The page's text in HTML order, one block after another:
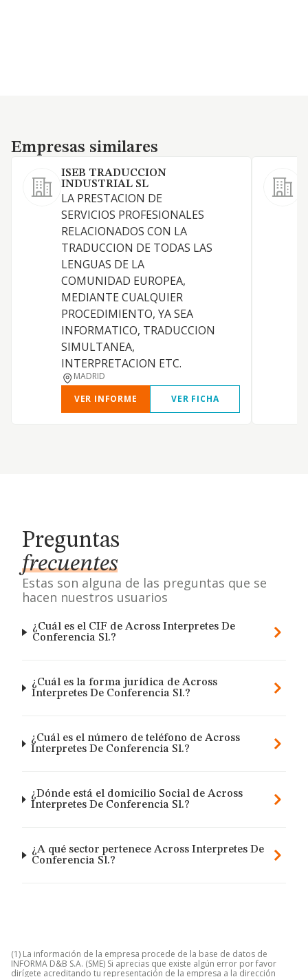
Empresas similares
Empresas similares
ISEB TRADUCCION
INDUSTRIAL SL
LA PRESTACION DE
SERVICIOS PROFESIONALES
RELACIONADOS CON LA
TRADUCCION DE TODAS LAS
LENGUAS DE LA
COMUNIDAD EUROPEA,
MEDIANTE CUALQUIER
PROCEDIMIENTO, YA SEA
INFORMATICO, TRADUCCION
SIMULTANEA,
INTERPRETACION ETC.
MADRID
VER INFORME
VER FICHA
Preguntas
frecuentes
Estas son alguna de las preguntas que se
hacen nuestros usuarios
¿Cuál es el CIF de Across Interpretes De
Conferencia Sl.?
¿Cuál es la forma jurídica de Across
Interpretes De Conferencia Sl.?
¿Cuál es el número de teléfono de Across
Interpretes De Conferencia Sl.?
¿Dónde está el domicilio Social de Across
Interpretes De Conferencia Sl.?
¿A qué sector pertenece Across Interpretes De
Conferencia Sl.?
(1) La información de la empresa procede de la base de datos de
INFORMA D&B S.A. (SME) Si aprecias que existe algún error por favor
dirígete acreditando tu representación de la empresa a la dirección